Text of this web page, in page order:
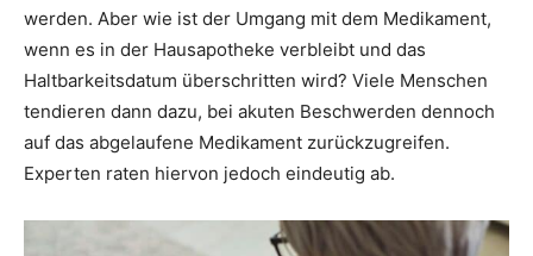
werden. Aber wie ist der Umgang mit dem Medikament,
wenn es in der Hausapotheke verbleibt und das
Haltbarkeitsdatum überschritten wird? Viele Menschen
tendieren dann dazu, bei akuten Beschwerden dennoch
auf das abgelaufene Medikament zurückzugreifen.
Experten raten hiervon jedoch eindeutig ab.